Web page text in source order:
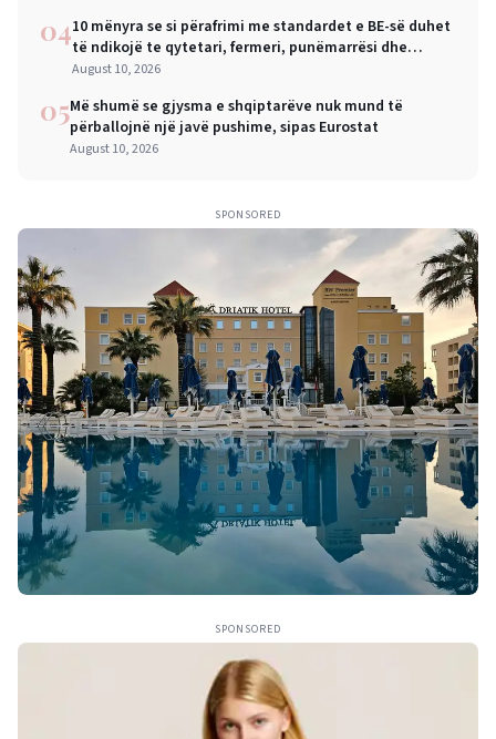
0410 mënyra se si përafrimi me standardet e BE-së duhet
të ndikojë te qytetari, fermeri, punëmarrësi dhe
biznesi i vogël
August 10, 2026
05Më shumë se gjysma e shqiptarëve nuk mund të
përballojnë një javë pushime, sipas Eurostat
August 10, 2026
SPONSORED
SPONSORED